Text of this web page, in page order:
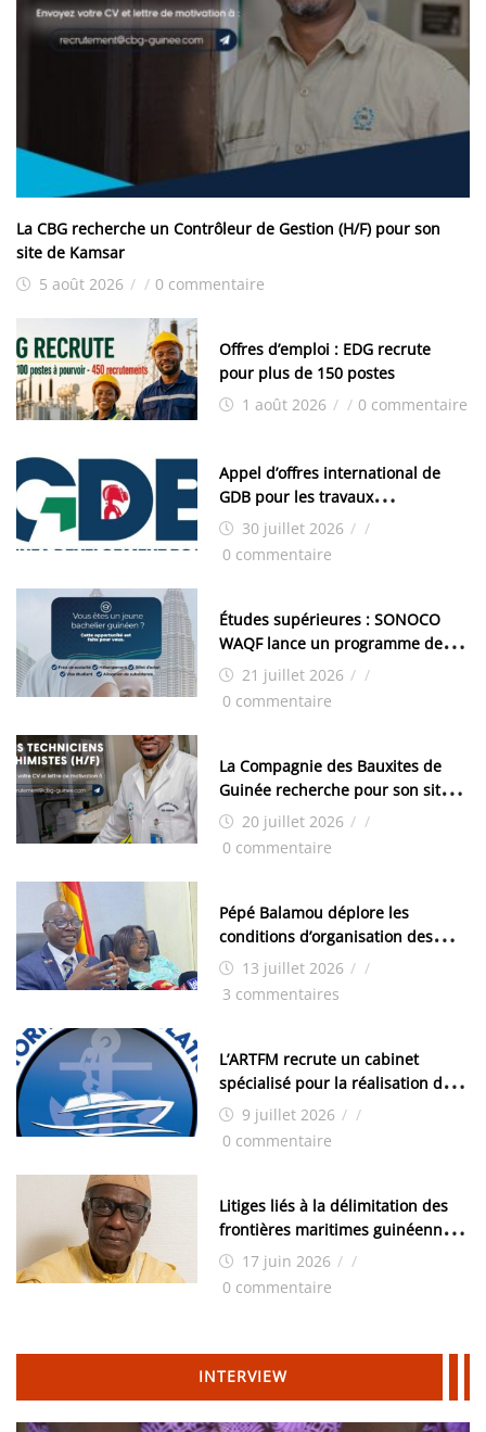
La CBG recherche un Contrôleur de Gestion (H/F) pour son
site de Kamsar
5 août 2026 / / 0 commentaire
Offres d’emploi : EDG recrute
pour plus de 150 postes
1 août 2026 / / 0 commentaire
Appel d’offres international de
GDB pour les travaux
d’aménagement de la zone
industrielle de FANDJE (PAZIF)
30 juillet 2026 / /
0 commentaire
Études supérieures : SONOCO
WAQF lance un programme de
bourses pour la Malaisie
21 juillet 2026 / /
0 commentaire
La Compagnie des Bauxites de
Guinée recherche pour son site
de Kamsar des techniciens
chimistes (H/F)
20 juillet 2026 / /
0 commentaire
Pépé Balamou déplore les
conditions d’organisation des
examens nationaux : « Si ce sont
les élections, on trouve tous les
13 juillet 2026 / /
3 commentaires
L’ARTFM recrute un cabinet
spécialisé pour la réalisation des
études techniques
9 juillet 2026 / /
0 commentaire
Litiges liés à la délimitation des
frontières maritimes guinéennes:
Idrissa Chérif écrit au ministre
des Hydrocarbures
17 juin 2026 / /
0 commentaire
INTERVIEW